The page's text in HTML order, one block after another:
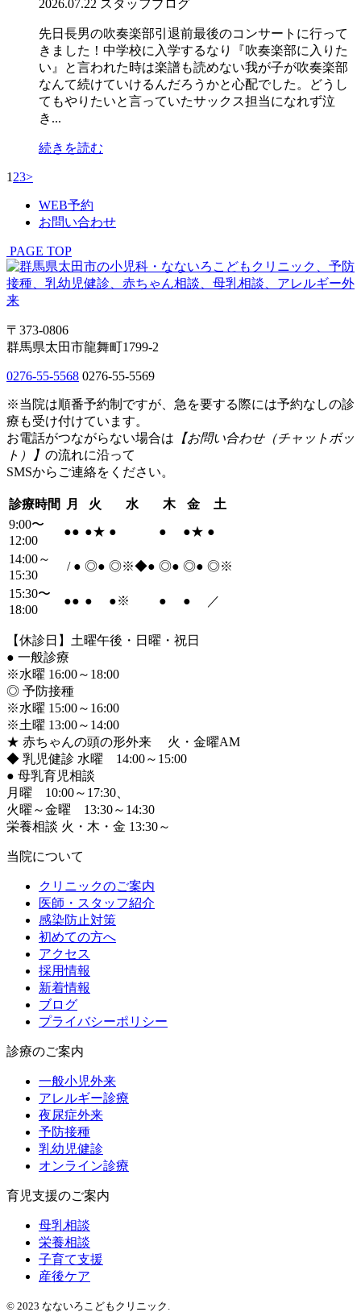
2026.07.22 スタッフブログ
先日長男の吹奏楽部引退前最後のコンサートに行って
きました！中学校に入学するなり『吹奏楽部に入りた
い』と言われた時は楽譜も読めない我が子が吹奏楽部
なんて続けていけるんだろうかと心配でした。どうし
てもやりたいと言っていたサックス担当になれず泣
き...
続きを読む
1 23>
WEB予約
お問い合わせ
PAGE TOP
〒373-0806
群馬県太田市龍舞町1799-2
0276-55-5568 0276-55-5569
※当院は順番予約制ですが、急を要する際には予約なしの診
療も受け付けています。
お電話がつながらない場合は 【お問い合わせ（チャットボッ
ト）】 の流れに沿って
SMSからご連絡をください。
診療時間 月 火 水 木 金
土
9:00〜
12:00
●● ●★ ● ● ●★ ●
14:00～
15:30
/ ● ◎● ◎※◆● ◎● ◎● ◎※
15:30〜
18:00
●● ● ●※ ● ● ／
【休診日】土曜午後・日曜・祝日
● 一般診療
※水曜 16:00～18:00
◎ 予防接種
※水曜 15:00～16:00
※土曜 13:00～14:00
★ 赤ちゃんの頭の形外来 火・金曜AM
◆ 乳児健診 水曜 14:00～15:00
● 母乳育児相談
月曜 10:00～17:30、
火曜～金曜 13:30～14:30
栄養相談 火・木・金 13:30～
当院について
クリニックのご案内
医師・スタッフ紹介
感染防止対策
初めての方へ
アクセス
採用情報
新着情報
ブログ
プライバシーポリシー
診療のご案内
一般小児外来
アレルギー診療
夜尿症外来
予防接種
乳幼児健診
オンライン診療
育児支援のご案内
母乳相談
栄養相談
子育て支援
産後ケア
© 2023 なないろこどもクリニック.